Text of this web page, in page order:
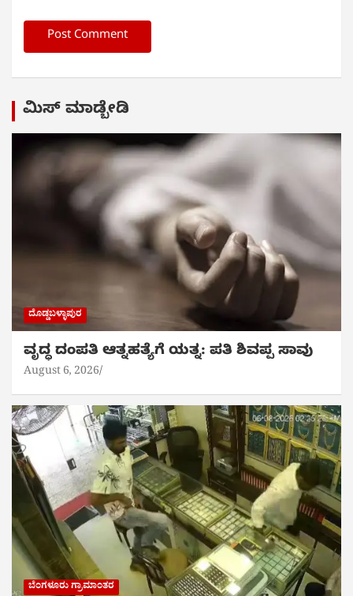
ಮಿಸ್ ಮಾಡ್ಬೇಡಿ
ದೊಡ್ಡಬಳ್ಳಾಪುರ
ವೃದ್ಧ ದಂಪತಿ ಆತ್ನಹತ್ಯೆಗೆ ಯತ್ನ: ಪತಿ ಶಿವಪ್ಪ ಸಾವು
August 6, 2026
ಬೆಂಗಳೂರು ಗ್ರಾಮಾಂತರ